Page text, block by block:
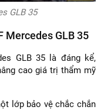
GLB 35
Mercedes GLB 35
GLB 35 là đáng kể,
cao giá trị thẩm mỹ
lớp bảo vệ chắc chắn